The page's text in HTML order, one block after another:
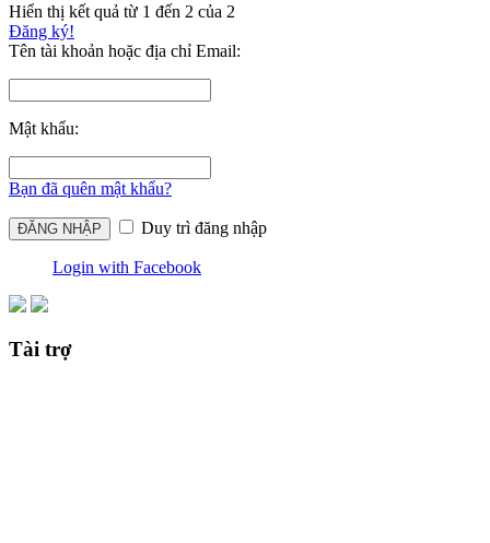
Hiển thị kết quả từ 1 đến 2 của 2
Đăng ký!
Tên tài khoản hoặc địa chỉ Email:
Mật khẩu:
Bạn đã quên mật khẩu?
Duy trì đăng nhập
Login with Facebook
Tài trợ